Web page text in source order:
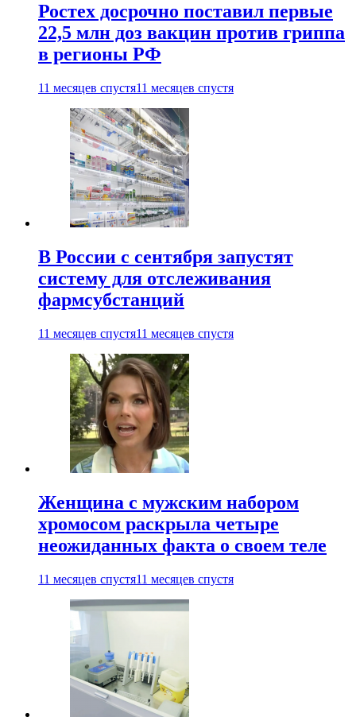
Ростех досрочно поставил первые
22,5 млн доз вакцин против гриппа
в регионы РФ
11 месяцев спустя11 месяцев спустя
В России с сентября запустят
систему для отслеживания
фармсубстанций
11 месяцев спустя11 месяцев спустя
Женщина с мужским набором
хромосом раскрыла четыре
неожиданных факта о своем теле
11 месяцев спустя11 месяцев спустя